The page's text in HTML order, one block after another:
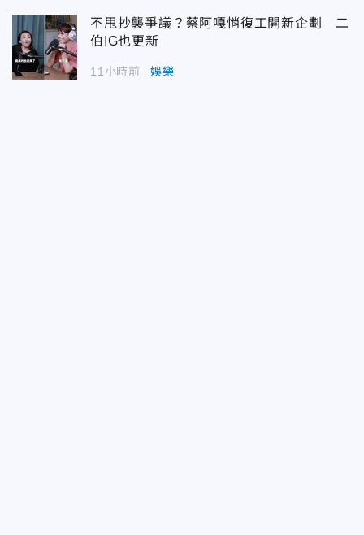
不甩抄襲爭議？蔡阿嘎悄復工開新企劃 二
伯IG也更新
11小時前 娛樂